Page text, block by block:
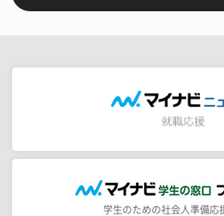
学生のための社会人準備応